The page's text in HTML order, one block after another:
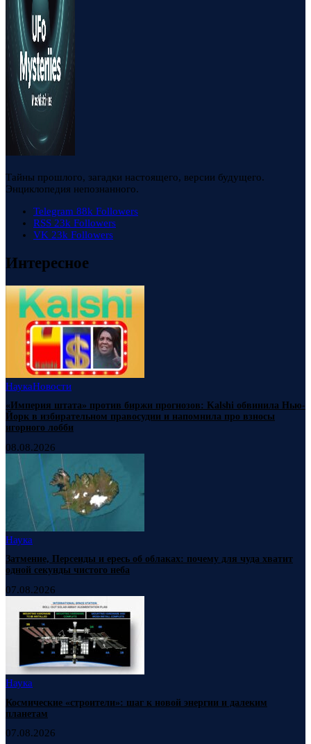
Тайны прошлого, загадки настоящего, версии будущего.
Энциклопедия непознанного.
Telegram 88k Followers
RSS 23k Followers
VK 23k Followers
Интересное
НаукаНовости
«Империя штата» против биржи прогнозов: Kalshi обвинила Нью-
Йорк в избирательном правосудии и напомнила про взносы
игорного лобби
08.08.2026
Наука
Затмение, Персеиды и ересь об облаках: почему для чуда хватит
одной секунды чистого неба
07.08.2026
Наука
Космические «строители»: шаг к новой энергии и далеким
планетам
07.08.2026